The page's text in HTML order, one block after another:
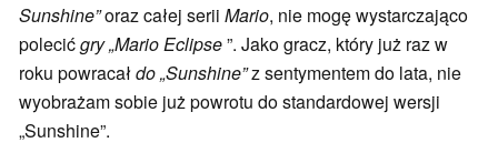
Sunshine”oraz całej serii Mario, nie mogę wystarczająco
polecićgry „Mario Eclipse”. Jako gracz, który już raz w
roku powracałdo „Sunshine”z sentymentem do lata, nie
wyobrażam sobie już powrotu do standardowej wersji
„Sunshine”.